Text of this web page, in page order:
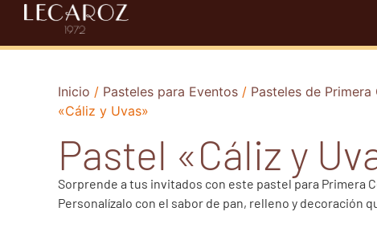
Inicio / Pasteles para Eventos / Pasteles de Primera
«Cáliz y Uvas»
Pastel «Cáliz y
Sorprende a tus invitados con este pastel para Primera
Personalízalo con el sabor de pan, relleno y decoración